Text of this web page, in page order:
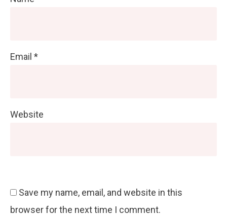
Email *
Website
Save my name, email, and website in this
browser for the next time I comment.